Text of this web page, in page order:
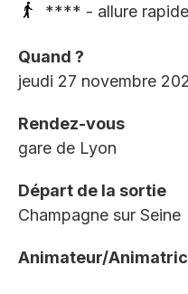
**** - allure
Quand ?
jeudi 27 novembre
Rendez-vous
gare de Lyon
Départ de la sortie
Champagne sur Seine
Animateur/